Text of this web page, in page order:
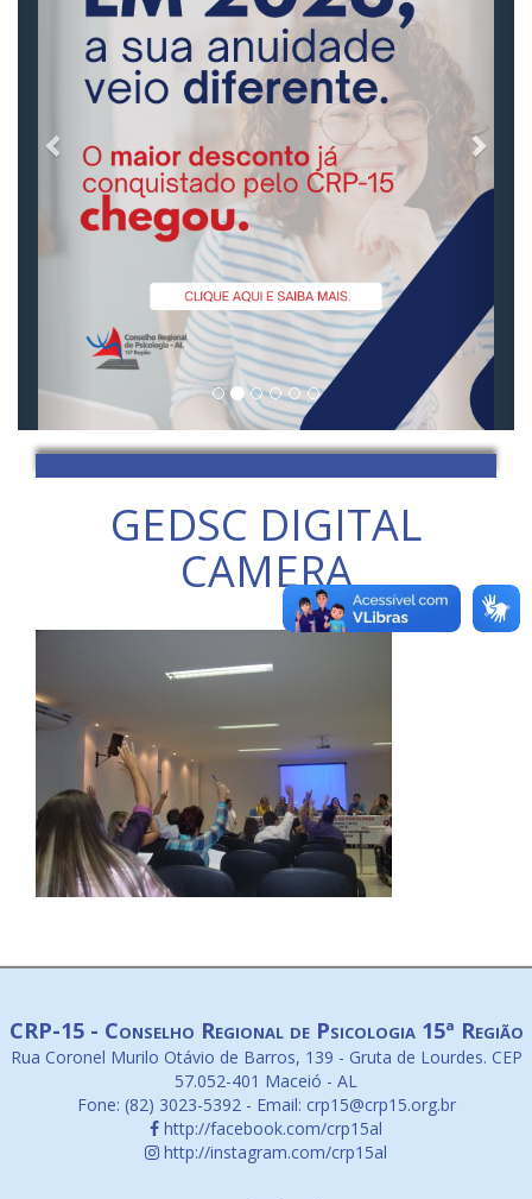
GEDSC DIGITAL
CAMERA
CRP-15 - Conselho Regional de Psicologia 15ª Região
Rua Coronel Murilo Otávio de Barros, 139 - Gruta de Lourdes. CEP
57.052-401 Maceió - AL
Fone: (82) 3023-5392 - Email: crp15@crp15.org.br
http://facebook.com/crp15al
http://instagram.com/crp15al